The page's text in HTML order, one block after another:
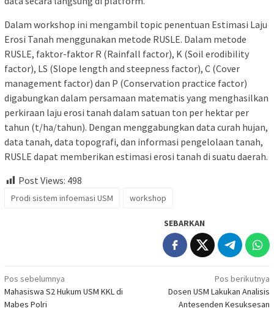
Dalam workshop ini mengambil topic penentuan Estimasi Laju
Erosi Tanah menggunakan metode RUSLE. Dalam metode
RUSLE, faktor-faktor R (Rainfall factor), K (Soil erodibility
factor), LS (Slope length and steepness factor), C (Cover
management factor) dan P (Conservation practice factor)
digabungkan dalam persamaan matematis yang menghasilkan
perkiraan laju erosi tanah dalam satuan ton per hektar per
tahun (t/ha/tahun). Dengan menggabungkan data curah hujan,
data tanah, data topografi, dan informasi pengelolaan tanah,
RUSLE dapat memberikan estimasi erosi tanah di suatu daerah.
Post Views: 498
Prodi sistem infoemasi USM workshop
SEBARKAN
Navigasi
pos
Pos sebelumnya
Mahasiswa S2 Hukum USM KKL di
Mabes Polri
Pos berikutnya
Dosen USM Lakukan Analisis
Antesenden Kesuksesan